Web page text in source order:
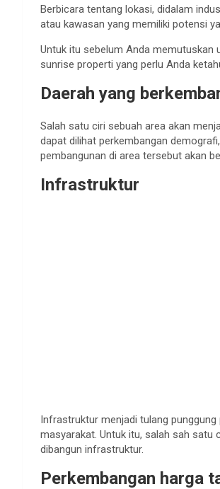
Berbicara tentang lokasi, didalam
atau kawasan yang memiliki potensi
Untuk itu sebelum Anda memutuskan
sunrise properti yang perlu Anda
Daerah yang
Salah satu ciri sebuah area akan
dapat dilihat perkembangan
pembangunan di area tersebut akan
Infrastruktur
Infrastruktur menjadi tulang
masyarakat. Untuk itu, salah sah satu
dibangun infrastruktur.
Perkembangan harga